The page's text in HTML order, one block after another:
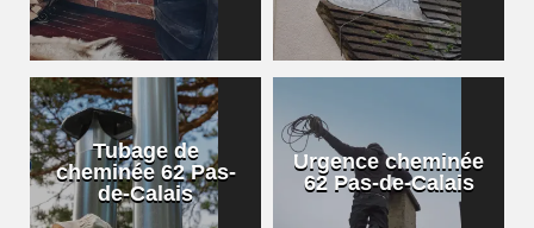
Tubage de
cheminée 62 Pas-
de-Calais
Urgence cheminée
62 Pas-de-Calais